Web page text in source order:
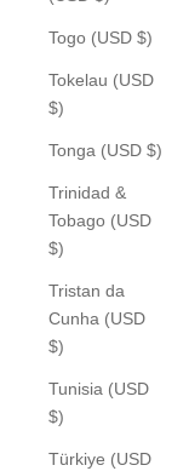
Togo (USD $)
Tokelau (USD
$)
Tonga (USD $)
Trinidad &
Tobago (USD
$)
Tristan da
Cunha (USD
$)
Tunisia (USD
$)
Türkiye (USD